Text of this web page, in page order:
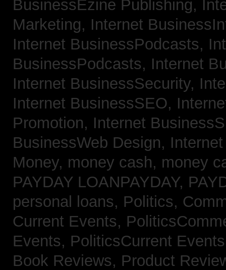
BusinessEzine Publishing,
Marketing, Internet
Internet BusinessPodcasts,
BusinessPodcasts, Internet
Internet BusinessSecurity,
Internet BusinessSEO,
Promotion, Internet
BusinessWeb Design,
Money, money cash, money
PAYDAY LOANPAYDAY,
personal loans, Politics,
Current Events,
Events, PoliticsCurrent
Book Reviews, Product